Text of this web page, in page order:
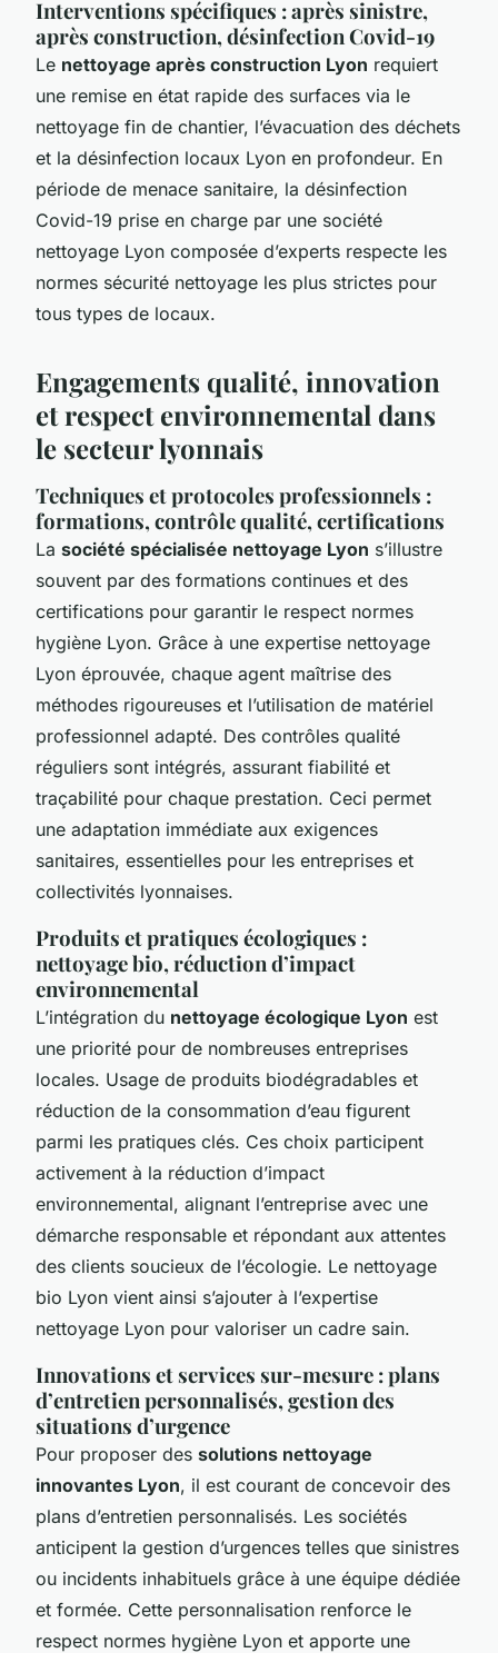
Interventions spécifiques : après sinistre,
après construction, désinfection Covid-19
Le nettoyage après construction Lyon requiert
une remise en état rapide des surfaces via le
nettoyage fin de chantier, l’évacuation des déchets
et la désinfection locaux Lyon en profondeur. En
période de menace sanitaire, la désinfection
Covid-19 prise en charge par une société
nettoyage Lyon composée d’experts respecte les
normes sécurité nettoyage les plus strictes pour
tous types de locaux.
Engagements qualité, innovation
et respect environnemental dans
le secteur lyonnais
Techniques et protocoles professionnels :
formations, contrôle qualité, certifications
La société spécialisée nettoyage Lyon s’illustre
souvent par des formations continues et des
certifications pour garantir le respect normes
hygiène Lyon. Grâce à une expertise nettoyage
Lyon éprouvée, chaque agent maîtrise des
méthodes rigoureuses et l’utilisation de matériel
professionnel adapté. Des contrôles qualité
réguliers sont intégrés, assurant fiabilité et
traçabilité pour chaque prestation. Ceci permet
une adaptation immédiate aux exigences
sanitaires, essentielles pour les entreprises et
collectivités lyonnaises.
Produits et pratiques écologiques :
nettoyage bio, réduction d’impact
environnemental
L’intégration du nettoyage écologique Lyon est
une priorité pour de nombreuses entreprises
locales. Usage de produits biodégradables et
réduction de la consommation d’eau figurent
parmi les pratiques clés. Ces choix participent
activement à la réduction d’impact
environnemental, alignant l’entreprise avec une
démarche responsable et répondant aux attentes
des clients soucieux de l’écologie. Le nettoyage
bio Lyon vient ainsi s’ajouter à l’expertise
nettoyage Lyon pour valoriser un cadre sain.
Innovations et services sur-mesure : plans
d’entretien personnalisés, gestion des
situations d’urgence
Pour proposer des solutions nettoyage
innovantes Lyon, il est courant de concevoir des
plans d’entretien personnalisés. Les sociétés
anticipent la gestion d’urgences telles que sinistres
ou incidents inhabituels grâce à une équipe dédiée
et formée. Cette personnalisation renforce le
respect normes hygiène Lyon et apporte une